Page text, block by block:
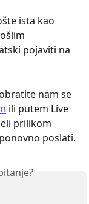
ista kao
pojaviti na
nam se
ili putem Live
prilikom
poslati.